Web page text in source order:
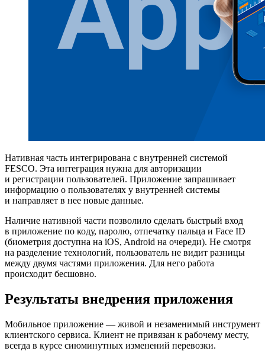
Нативная часть интегрирована с внутренней системой
FESCO. Эта интеграция нужна для авторизации
и регистрации пользователей. Приложение запрашивает
информацию о пользователях у внутренней системы
и направляет в нее новые данные.
Наличие нативной части позволило сделать быстрый вход
в приложение по коду, паролю, отпечатку пальца и Face ID
(биометрия доступна на iOS, Android на очереди). Не смотря
на разделение технологий, пользователь не видит разницы
между двумя частями приложения. Для него работа
происходит бесшовно.
Результаты внедрения приложения
Мобильное приложение — живой и незаменимый инструмент
клиентского сервиса. Клиент не привязан к рабочему месту,
всегда в курсе сиюминутных изменений перевозки.